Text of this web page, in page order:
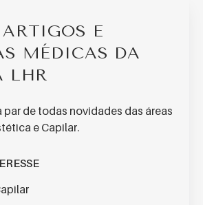
ARTIGOS E
MÉDICAS DA
LHR
par de todas novidades das áreas
e Capilar.